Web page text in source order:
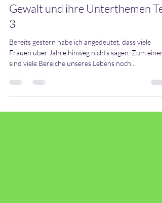
Sexueller Missbrauch/ sexuelle
Gewalt und ihre Unterthemen Teil
3
Bereits gestern habe ich angedeutet, dass viele
sind viele Bereiche unseres Lebens noch...